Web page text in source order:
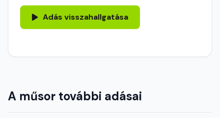
Adás visszahallgatása
A műsor további adásai